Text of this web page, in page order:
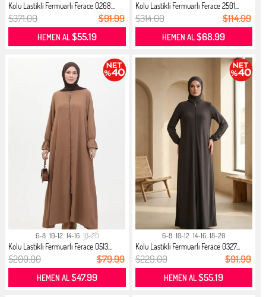
Kolu Lastikli Fermuarlı Ferace 0268...
$371.00 $91.99
HEMEN AL$55.19
Kolu Lastikli Fermuarlı Ferace 2501...
$314.00 $114.99
HEMEN AL$68.99
6-8 10-12 14-16 18-20
Kolu Lastikli Fermuarlı Ferace 0513...
$200.00 $79.99
HEMEN AL$47.99
6-8 10-12 14-16 18-20
Kolu Lastikli Fermuarlı Ferace 0327...
$229.00 $91.99
HEMEN AL$55.19